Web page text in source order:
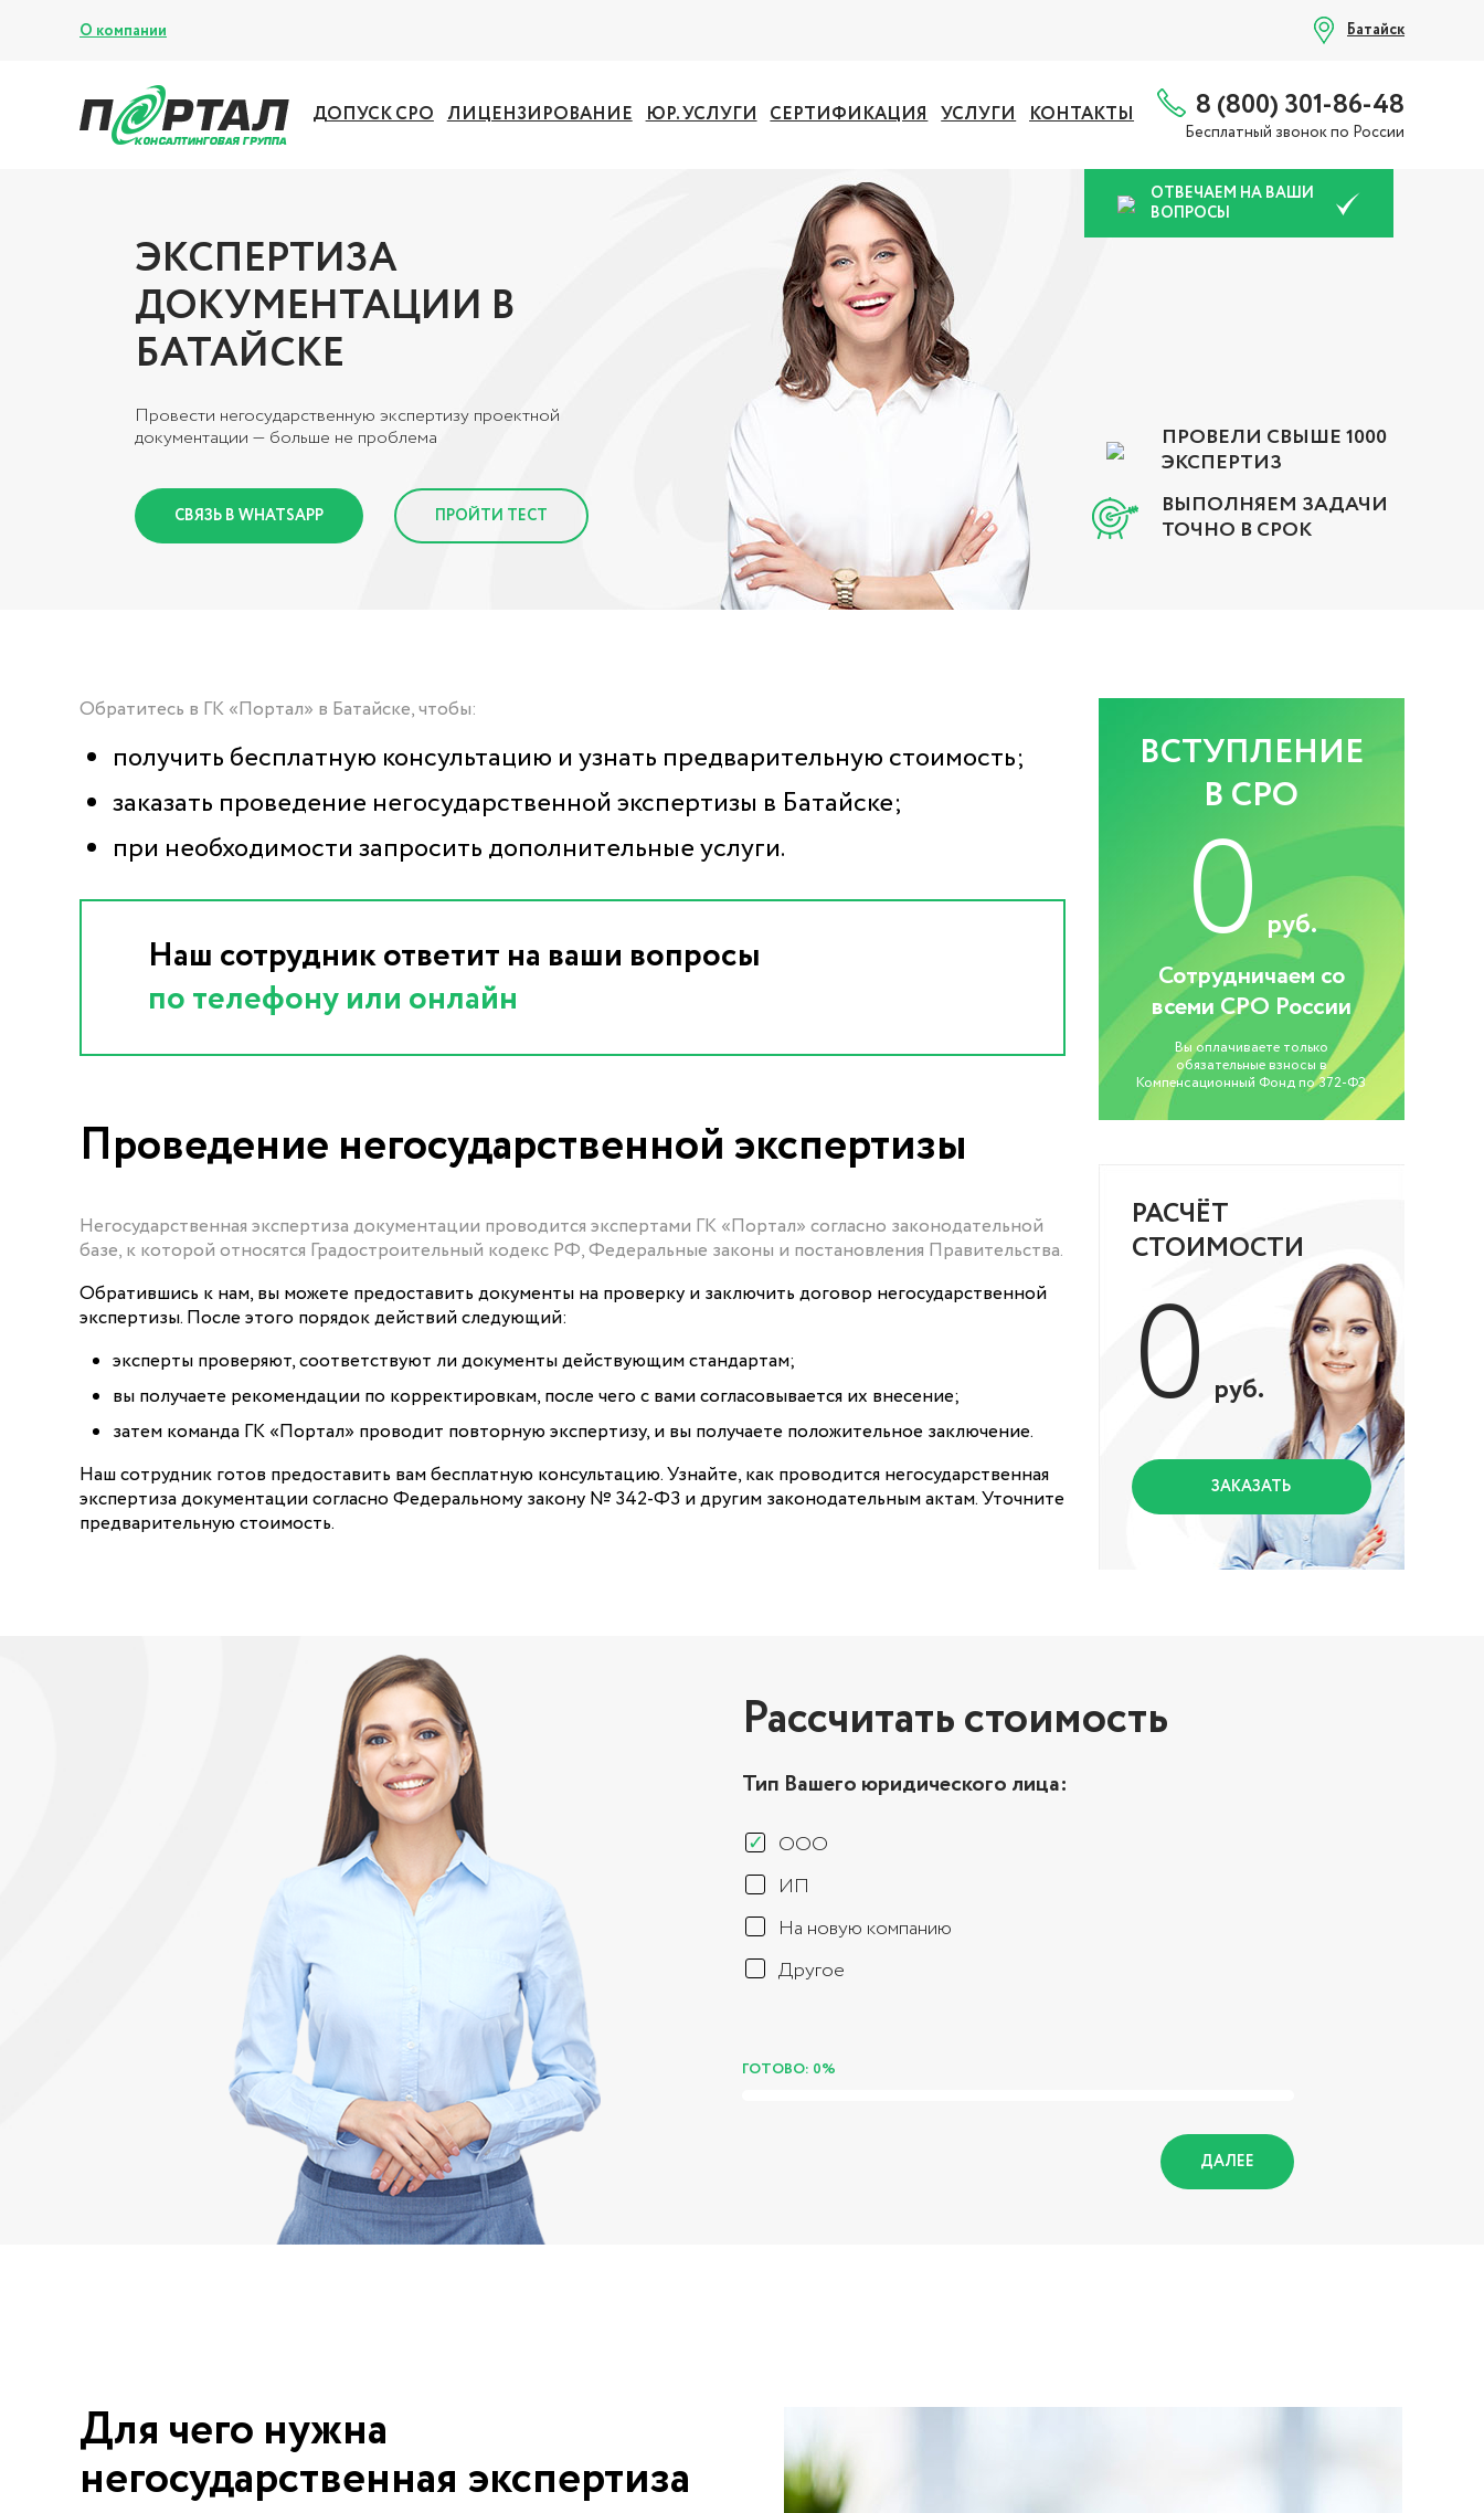
О компании Батайск
ДОПУСК СРО ЛИЦЕНЗИРОВАНИЕ ЮР. УСЛУГИ СЕРТИФИКАЦИЯ УСЛУГИ КОНТАКТЫ 8 (800) 301-86-48
Бесплатный звонок по России
ОТВЕЧАЕМ НА ВАШИ
ВОПРОСЫ
ЭКСПЕРТИЗА
ДОКУМЕНТАЦИИ В
БАТАЙСКЕ
Провести негосударственную экспертизу проектной
документации — больше не проблема
СВЯЗЬ В WHATSAPP ПРОЙТИ ТЕСТ
ПРОВЕЛИ СВЫШЕ 1000
ЭКСПЕРТИЗ
ВЫПОЛНЯЕМ ЗАДАЧИ
ТОЧНО В СРОК
Обратитесь в ГК «Портал» в Батайске, чтобы:
получить бесплатную консультацию и узнать предварительную стоимость;
заказать проведение негосударственной экспертизы в Батайске;
при необходимости запросить дополнительные услуги.
Наш сотрудник ответит на ваши вопросы
по телефону или онлайн
Проведение негосударственной экспертизы
Негосударственная экспертиза документации проводится экспертами ГК «Портал» согласно законодательной
базе, к которой относятся Градостроительный кодекс РФ, Федеральные законы и постановления Правительства.
Обратившись к нам, вы можете предоставить документы на проверку и заключить договор негосударственной
экспертизы. После этого порядок действий следующий:
эксперты проверяют, соответствуют ли документы действующим стандартам;
вы получаете рекомендации по корректировкам, после чего с вами согласовывается их внесение;
затем команда ГК «Портал» проводит повторную экспертизу, и вы получаете положительное заключение.
Наш сотрудник готов предоставить вам бесплатную консультацию. Узнайте, как проводится негосударственная
экспертиза документации согласно Федеральному закону № 342-ФЗ и другим законодательным актам. Уточните
предварительную стоимость.
ВСТУПЛЕНИЕ
В СРО
0руб.
Сотрудничаем со
всеми СРО России
Вы оплачиваете только
обязательные взносы в
Компенсационный Фонд по 372-ФЗ
РАСЧЁТ
СТОИМОСТИ
0 руб.
ЗАКАЗАТЬ
Рассчитать стоимость
Тип Вашего юридического лица:
ООО
ИП
На новую компанию
Другое
ГОТОВО: 0%
ДАЛЕЕ
Для чего нужна
негосударственная экспертиза